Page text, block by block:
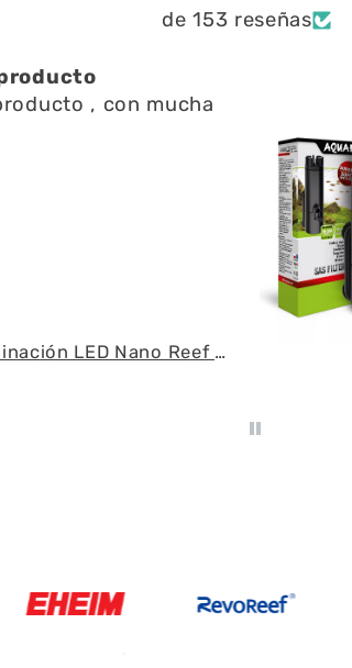
de 153 reseñas
ayuda a limpiar
l
ayuda a limpiar
AQUAEL - SAS Filter 500 - Skimmer de superficie